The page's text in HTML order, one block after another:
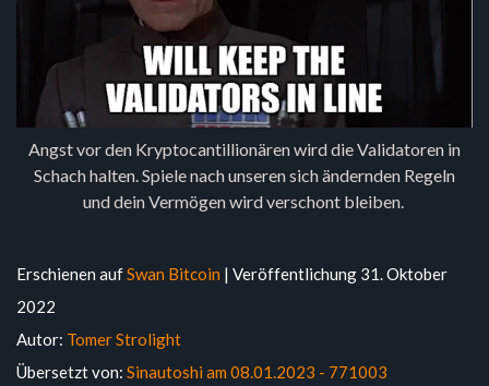
Angst vor den Kryptocantillionären wird die Validatoren in
Schach halten. Spiele nach unseren sich ändernden Regeln
und dein Vermögen wird verschont bleiben.
Erschienen aufSwan Bitcoin | Veröffentlichung 31. Oktober
2022
Autor: Tomer Strolight
Übersetzt von: Sinautoshi am 08.01.2023 - 771003